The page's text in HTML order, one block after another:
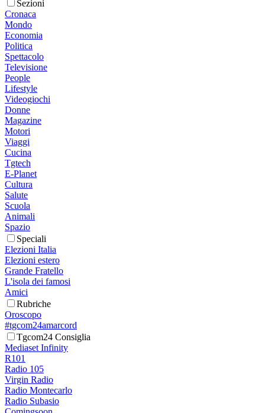
Sezioni
Cronaca
Mondo
Economia
Politica
Spettacolo
Televisione
People
Lifestyle
Videogiochi
Donne
Magazine
Motori
Viaggi
Cucina
Tgtech
E-Planet
Cultura
Salute
Scuola
Animali
Spazio
Speciali
Elezioni Italia
Elezioni estero
Grande Fratello
L'isola dei famosi
Amici
Rubriche
Oroscopo
#tgcom24amarcord
Tgcom24 Consiglia
Mediaset Infinity
R101
Radio 105
Virgin Radio
Radio Montecarlo
Radio Subasio